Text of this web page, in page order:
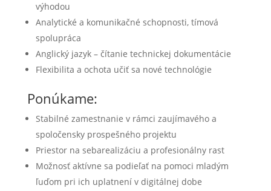
výhodou
Analytické a komunikačné schopnosti, tímová
spolupráca
Anglický jazyk – čítanie technickej dokumentácie
Flexibilita a ochota učiť sa nové technológie
Ponúkame:
Stabilné zamestnanie v rámci zaujímavého a
spoločensky prospešného projektu
Priestor na sebarealizáciu a profesionálny rast
Možnosť aktívne sa podieľať na pomoci mladým
ľuďom pri ich uplatnení v digitálnej dobe